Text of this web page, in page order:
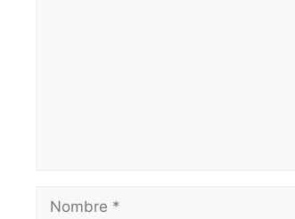
Nombre